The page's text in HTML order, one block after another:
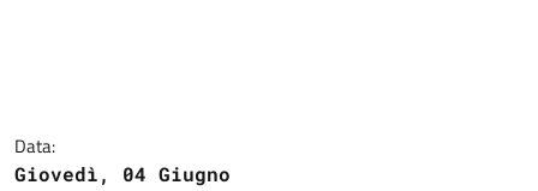
Data:
Giovedì, 04 Giugno